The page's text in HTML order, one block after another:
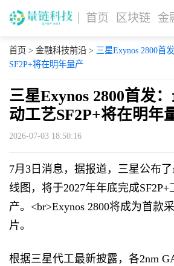
首页 区块链 金
首页 > 金融科技前沿> 三星Exynos 2800首
SF2P+将在明年量产
三星Exynos 2800首发
动工艺SF2P+将在明年
2026-07-03 18:50:16
7月3日消息，据报道，三星公布
线图，将于2027年年底完成
产。<br>Exynos 2800将成为首款
片。
根据三星代工最新披露，各2nm